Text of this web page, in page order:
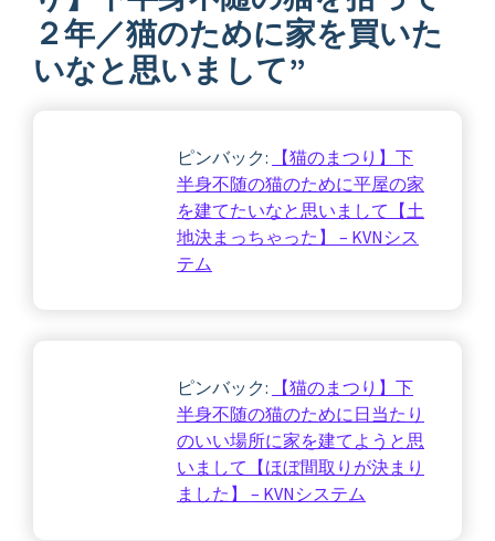
２年／猫のために家を買いた
いなと思いまして”
ピンバック:
【猫のまつり】下
半身不随の猫のために平屋の家
を建てたいなと思いまして【土
地決まっちゃった】 – KVNシス
テム
ピンバック:
【猫のまつり】下
半身不随の猫のために日当たり
のいい場所に家を建てようと思
いまして【ほぼ間取りが決まり
ました】 – KVNシステム